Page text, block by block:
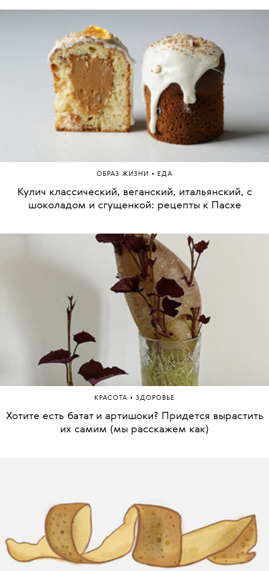
ОБРАЗ ЖИЗНИ • ЕДА
Кулич классический, веганский, итальянский, с
шоколадом и сгущенкой: рецепты к Пасхе
КРАСОТА • ЗДОРОВЬЕ
Хотите есть батат и артишоки? Придется вырастить
их самим (мы расскажем как)